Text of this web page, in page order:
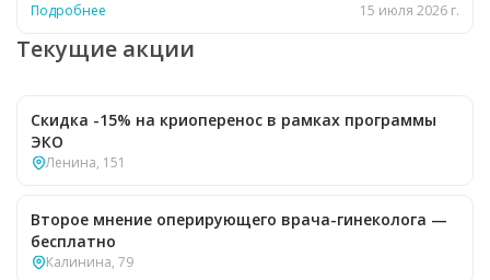
Подробнее 15 июля 2026 г.
Текущие акции
Скидка -15% на криоперенос в рамках программы
ЭКО
Ленина, 151
Второе мнение оперирующего врача-гинеколога —
бесплатно
Калинина, 79